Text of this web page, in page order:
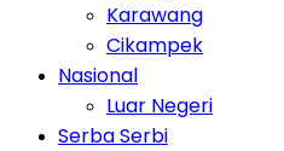
Karawang
Cikampek
Nasional
Luar Negeri
Serba Serbi